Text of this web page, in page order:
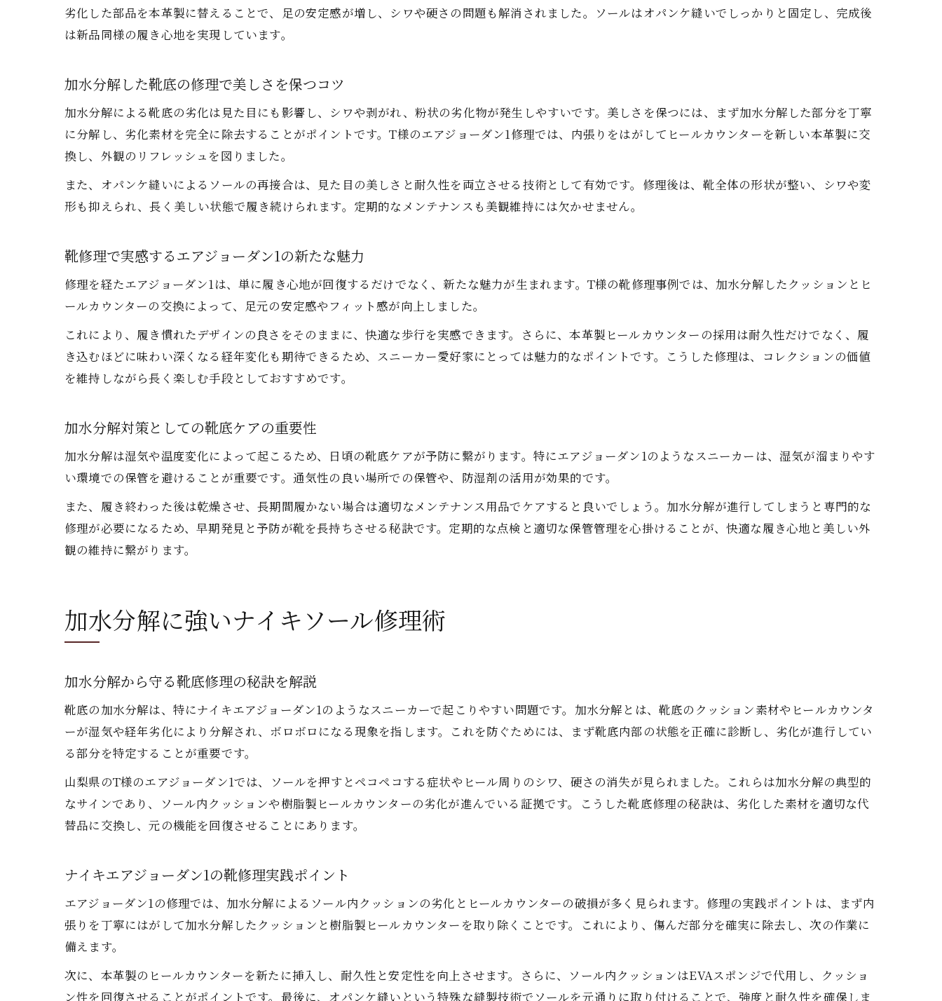
靴修理後のメンテナンスで靴底寿命を延ばす
靴修理で加水分解トラブルに挑む極意
加水分解に強い靴修理の選び方と注意点
靴底修理でトラブルを未然に防ぐポイント
靴修理の極意で長く愛用できる靴底に
加水分解トラブルを解決する靴修理体験談
靴底加水分解の発見から修理までの流れ
ナイキエアジョーダン1靴修理のリアルな感想
加水分解修理で感じたソールの変化とは
実際の靴修理で加水分解にどう対応したか
靴底修理後のエアジョーダン1の履き心地
劣化した部品を本革製に替えることで、足の安定感が増し、シワや硬さの問題も解消されました。ソールはオパンケ縫いでしっかりと固定し、完成後
は新品同様の履き心地を実現しています。
加水分解した靴底の修理で美しさを保つコツ
加水分解による靴底の劣化は見た目にも影響し、シワや剥がれ、粉状の劣化物が発生しやすいです。美しさを保つには、まず加水分解した部分を丁寧
に分解し、劣化素材を完全に除去することがポイントです。T様のエアジョーダン1修理では、内張りをはがしてヒールカウンターを新しい本革製に交
換し、外観のリフレッシュを図りました。
また、オパンケ縫いによるソールの再接合は、見た目の美しさと耐久性を両立させる技術として有効です。修理後は、靴全体の形状が整い、シワや変
形も抑えられ、長く美しい状態で履き続けられます。定期的なメンテナンスも美観維持には欠かせません。
靴修理で実感するエアジョーダン1の新たな魅力
修理を経たエアジョーダン1は、単に履き心地が回復するだけでなく、新たな魅力が生まれます。T様の靴修理事例では、加水分解したクッションとヒ
ールカウンターの交換によって、足元の安定感やフィット感が向上しました。
これにより、履き慣れたデザインの良さをそのままに、快適な歩行を実感できます。さらに、本革製ヒールカウンターの採用は耐久性だけでなく、履
き込むほどに味わい深くなる経年変化も期待できるため、スニーカー愛好家にとっては魅力的なポイントです。こうした修理は、コレクションの価値
を維持しながら長く楽しむ手段としておすすめです。
加水分解対策としての靴底ケアの重要性
加水分解は湿気や温度変化によって起こるため、日頃の靴底ケアが予防に繋がります。特にエアジョーダン1のようなスニーカーは、湿気が溜まりやす
い環境での保管を避けることが重要です。通気性の良い場所での保管や、防湿剤の活用が効果的です。
また、履き終わった後は乾燥させ、長期間履かない場合は適切なメンテナンス用品でケアすると良いでしょう。加水分解が進行してしまうと専門的な
修理が必要になるため、早期発見と予防が靴を長持ちさせる秘訣です。定期的な点検と適切な保管管理を心掛けることが、快適な履き心地と美しい外
観の維持に繋がります。
加水分解に強いナイキソール修理術
加水分解から守る靴底修理の秘訣を解説
靴底の加水分解は、特にナイキエアジョーダン1のようなスニーカーで起こりやすい問題です。加水分解とは、靴底のクッション素材やヒールカウンタ
ーが湿気や経年劣化により分解され、ボロボロになる現象を指します。これを防ぐためには、まず靴底内部の状態を正確に診断し、劣化が進行してい
る部分を特定することが重要です。
山梨県のT様のエアジョーダン1では、ソールを押すとペコペコする症状やヒール周りのシワ、硬さの消失が見られました。これらは加水分解の典型的
なサインであり、ソール内クッションや樹脂製ヒールカウンターの劣化が進んでいる証拠です。こうした靴底修理の秘訣は、劣化した素材を適切な代
替品に交換し、元の機能を回復させることにあります。
ナイキエアジョーダン1の靴修理実践ポイント
エアジョーダン1の修理では、加水分解によるソール内クッションの劣化とヒールカウンターの破損が多く見られます。修理の実践ポイントは、まず内
張りを丁寧にはがして加水分解したクッションと樹脂製ヒールカウンターを取り除くことです。これにより、傷んだ部分を確実に除去し、次の作業に
備えます。
次に、本革製のヒールカウンターを新たに挿入し、耐久性と安定性を向上させます。さらに、ソール内クッションはEVAスポンジで代用し、クッショ
ン性を回復させることがポイントです。最後に、オパンケ縫いという特殊な縫製技術でソールを元通りに取り付けることで、強度と耐久性を確保しま